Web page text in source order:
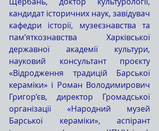
кандидат історичних наук, завідувач
кафедри історії, музеєзнавства та
пам’яткознавства Харківської
державної академії культури,
науковий консультант проєкту
«Відродження традицій Барської
кераміки» і Роман Володимирович
Григор’єв, директор Громадської
організації «Народний музей
Барської кераміки», аспірант